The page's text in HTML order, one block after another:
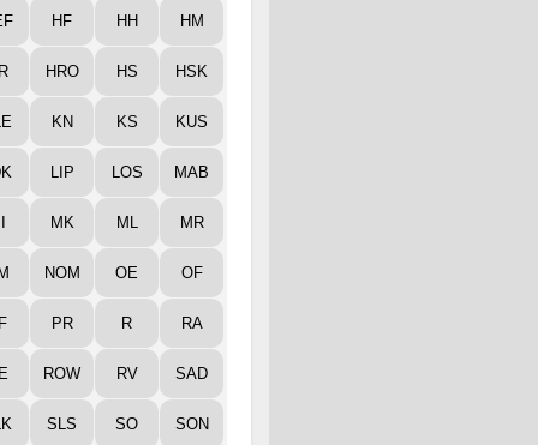
HF HH HM
HRO HS HSK
KN KS KUS
LIP LOS MAB
MK ML MR
NOM OE OF
PR R RA
ROW RV SAD
SLS SO SON